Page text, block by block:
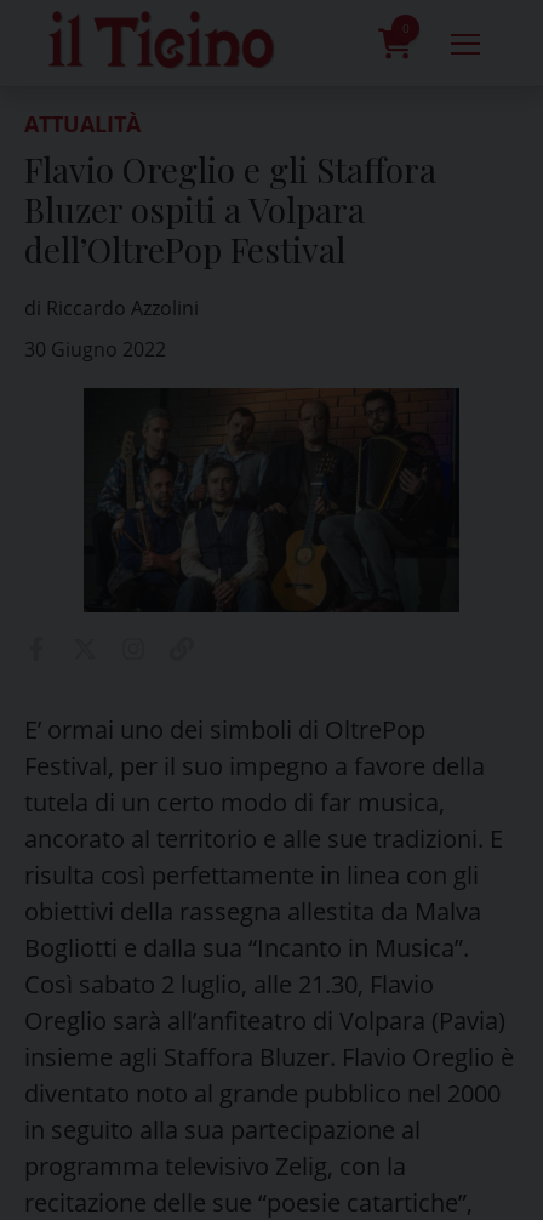
content
0
ATTUALITÀ
Flavio Oreglio e gli Staffora
Bluzer ospiti a Volpara
dell’OltrePop Festival
di Riccardo Azzolini
30 Giugno 2022
E’ ormai uno dei simboli di OltrePop
Festival, per il suo impegno a favore della
tutela di un certo modo di far musica,
ancorato al territorio e alle sue tradizioni. E
risulta così perfettamente in linea con gli
obiettivi della rassegna allestita da Malva
Bogliotti e dalla sua “Incanto in Musica”.
Così sabato 2 luglio, alle 21.30, Flavio
Oreglio sarà all’anfiteatro di Volpara (Pavia)
insieme agli Staffora Bluzer. Flavio Oreglio è
diventato noto al grande pubblico nel 2000
in seguito alla sua partecipazione al
programma televisivo Zelig, con la
recitazione delle sue “poesie catartiche”,